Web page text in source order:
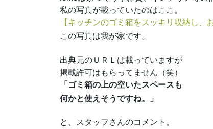
私の写真が載っていたのはここ。
【キッチンのゴミ箱をスッキリ収納し、
この写真は我が家です。
出典元のＵＲＬは載っていますが
掲載許可はもらってません（笑）
「ゴミ箱の上の空いたスペースも
何かと使えそうですね。」
と、スタッフさんのコメント。